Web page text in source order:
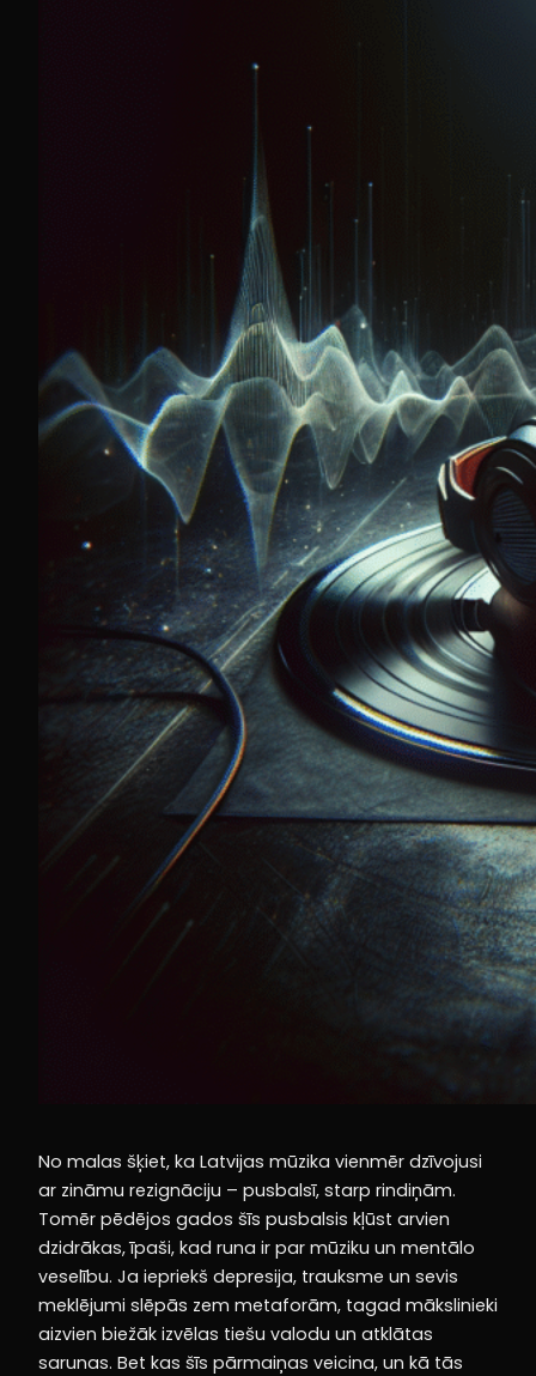
No malas šķiet, ka Latvijas mūzika vienmēr dzīvojusi
ar zināmu rezignāciju – pusbalsī, starp rindiņām.
Tomēr pēdējos gados šīs pusbalsis kļūst arvien
dzidrākas, īpaši, kad runa ir par mūziku un mentālo
veselību. Ja iepriekš depresija, trauksme un sevis
meklējumi slēpās zem metaforām, tagad mākslinieki
aizvien biežāk izvēlas tiešu valodu un atklātas
sarunas. Bet kas šīs pārmaiņas veicina, un kā tās